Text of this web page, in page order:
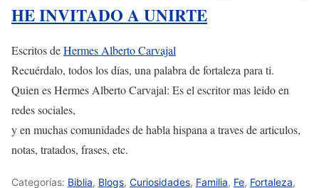
HE INVITADO A UNIRTE
Escritos deHermes Alberto Carvajal
Recuérdalo, todos los días, una palabra de fortaleza para ti.
Quien es Hermes Alberto Carvajal: Es el escritor mas leido en
redes sociales,
y en muchas comunidades de habla hispana a traves de articulos,
notas, tratados, frases, etc.
Categorías: Biblia, Blogs, Curiosidades, Familia, Fe, Fortaleza,